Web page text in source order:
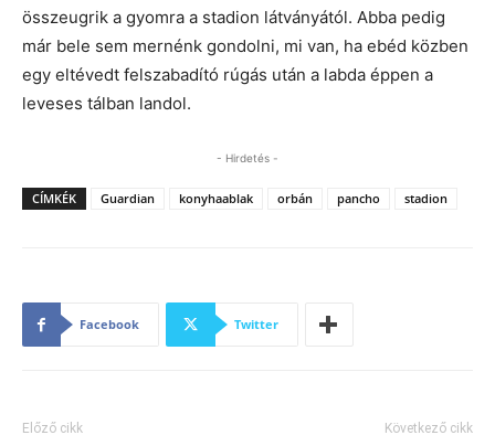
összeugrik a gyomra a stadion látványától. Abba pedig
már bele sem mernénk gondolni, mi van, ha ebéd közben
egy eltévedt felszabadító rúgás után a labda éppen a
leveses tálban landol.
- Hirdetés -
CÍMKÉK Guardian konyhaablak orbán pancho stadion
Facebook Twitter
Előző cikk Következő cikk